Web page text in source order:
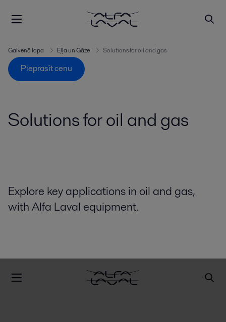
Galvenā lapa Eļļa un Gāze Solutions for oil and gas
Pieprasīt cenu
Solutions for oil and gas
Explore key applications in oil and gas,
with Alfa Laval equipment.